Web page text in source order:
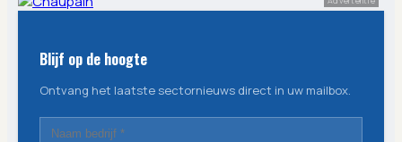
Blijf op de hoogte
Ontvang het laatste sectornieuws direct in uw mailbox.